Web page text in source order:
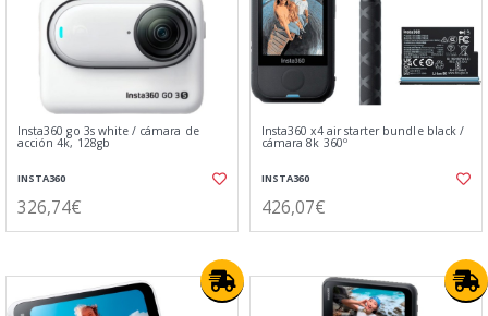
Insta360 go 3s white / cámara de
acción 4k, 128gb
INSTA360
326,74€
Insta360 x4 air starter bundle black /
cámara 8k 360º
INSTA360
426,07€